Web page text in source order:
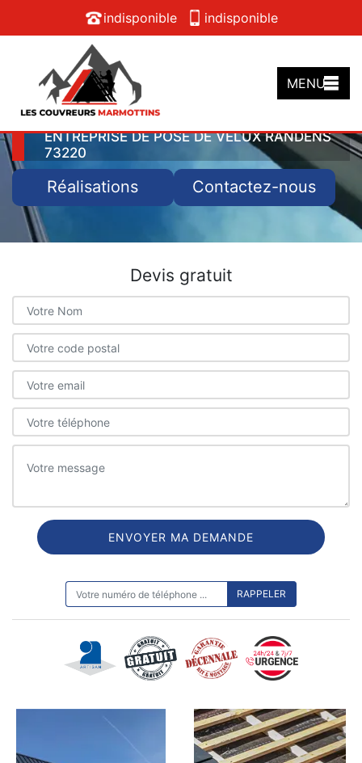
indisponible indisponible
MENU
ENTREPRISE DE POSE DE VELUX RANDENS
73220
Réalisations Contactez-nous
Devis gratuit